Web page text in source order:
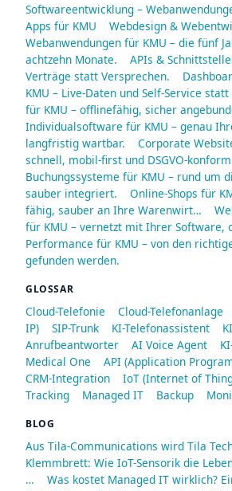
Softwareentwicklung –
Apps für KMU
Webdesign &
Webanwendungen für KMU – die fünf
achtzehn Monate.
APIs &
Verträge statt Versprechen.
KMU – Live-Daten und Self-Service
für KMU – offlinefähig, sicher
Individualsoftware für KMU – genau
langfristig wartbar.
Corporate
schnell, mobil-first und DSGVO-
Buchungssysteme für KMU – rund um
sauber integriert.
Online-Shops für
fähig, sauber an Ihre Warenwirt…
für KMU – vernetzt mit Ihrer Software,
Performance für KMU – von den
gefunden werden.
GLOSSAR
Cloud-Telefonie Cloud-Telefonanlage
IP)
SIP-Trunk KI-Telefonassistent
Anrufbeantworter
AI Voice Agent
Medical One
API (Application
CRM-Integration
IoT (Internet of
Tracking
Managed IT Backup
BLOG
Aus Tila-Communications wird Tila
Klemmbrett: Wie IoT-Sensorik die
…
Was kostet Managed IT wirklich?